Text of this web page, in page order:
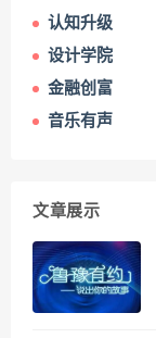
认知升级
设计学院
金融创富
音乐有声
文章展示